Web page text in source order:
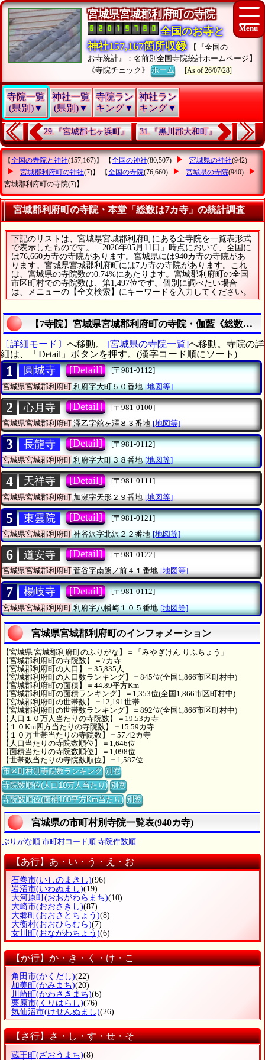
宮城県宮城郡利府町の寺院
全国のお寺と
神社157,167箇所収録
【『全国の
お寺統計』：名前別全国寺院統計ホームページ】
《寺院チェック》ホーム [As of 26/07/28]
寺院一覧
(県別)▼
神社一覧
(県別)▼
寺院ラン
キング▼
神社ラン
キング▼
29.『宮城郡七ヶ浜町』 31.『黒川郡大和町』
【全国の寺院と神社(157,167)】 【全国の神社(80,507) 宮城県の神社(942)
宮城郡利府町の神社(7)】 【全国の寺院(76,660) 宮城県の寺院(940)
宮城郡利府町の寺院(7)】
宮城郡利府町の寺院・本堂「総数は7カ寺」の統計調査
下記のリストは、宮城県宮城郡利府町にある全寺院を一覧表形式
で表示したものです。「2026年05月11日」時点において、全国に
は76,660カ寺の寺院があります。宮城県には940カ寺の寺院があ
ります。宮城県宮城郡利府町には7カ寺の寺院があります。これ
は、宮城県の寺院数の0.74%にあたります。宮城郡利府町の全国
市区町村での寺院数は、第1,497位です。個別に調べたい場合
は、メニューの【全文検索】にキーワードを入力してください。
【7寺院】宮城県宮城郡利府町の寺院・伽藍《総数は7
〔詳細モード〕 へ移動。 [宮城県の寺院一覧]へ移動。寺院の詳
細は、「Detail」ボタンを押す。(漢字コード順にソート)
1 圓城寺 [Detail]
[〒981-0112]
宮城県宮城郡利府町利府字大町５０番地 [地図等]
2 心月寺 [Detail]
[〒981-0100]
宮城県宮城郡利府町澤乙字舘ヶ澤８３番地 [地図等]
3 長龍寺 [Detail]
[〒981-0112]
宮城県宮城郡利府町利府字大町３８番地 [地図等]
4 天祥寺 [Detail]
[〒981-0111]
宮城県宮城郡利府町 加瀬字天形２９番地 [地図等]
5 東雲院 [Detail]
[〒981-0121]
宮城県宮城郡利府町神谷沢字北沢２２番地 [地図等]
6 道安寺 [Detail]
[〒981-0122]
宮城県宮城郡利府町菅谷字南熊ノ前４１番地 [地図等]
7 楊岐寺 [Detail]
[〒981-0112]
宮城県宮城郡利府町利府字八幡崎１０５番地 [地図等]
宮城県宮城郡利府町のインフォメーション
【宮城県 宮城郡利府町のふりがな】＝「みやぎけん りふちょう」
【宮城郡利府町の寺院数】＝7カ寺
【宮城郡利府町の人口】＝35,835人
【宮城郡利府町の人口数ランキング】＝845位(全国1,866市区町村中)
【宮城郡利府町の面積】＝44.89平方Km
【宮城郡利府町の面積ランキング】＝1,353位(全国1,866市区町村中)
【宮城郡利府町の世帯数】＝12,191世帯
【宮城郡利府町の世帯数ランキング】＝892位(全国1,866市区町村中)
【人口１０万人当たりの寺院数】＝19.53カ寺
【１０Km四方当たりの寺院数】＝15.59カ寺
【１０万世帯当たりの寺院数】＝57.42カ寺
【人口当たりの寺院数順位】＝1,646位
【面積当たりの寺院数順位】＝1,098位
【世帯数当たりの寺院数順位】＝1,587位
市区町村別寺院数ランキング 別窓
寺院数順位(人口10万人当たり) 別窓
寺院数順位(面積100平方Km当たり) 別窓
宮城県の市町村別寺院一覧表(940カ寺)
ぶりがな順 市町村コード順 寺院件数順
【あ行】あ・い・う・え・お
石巻市(いしのまきし)(96)
岩沼市(いわぬまし)(19)
大河原町 (おおがわらまち)(10)
大崎市(おおさきし)(87)
大郷町 (おおさとちょう)(8)
大衡村(おおひらむら)(7)
女川町 (おながわちょう)(6)
【か行】か・き・く・け・こ
角田市(かくだし)(22)
加美町 (かみまち)(20)
川崎町 (かわさきまち)(6)
栗原市(くりはらし)(76)
気仙沼市(けせんぬまし)(26)
【さ行】さ・し・す・せ・そ
蔵王町 (ざおうまち)(8)